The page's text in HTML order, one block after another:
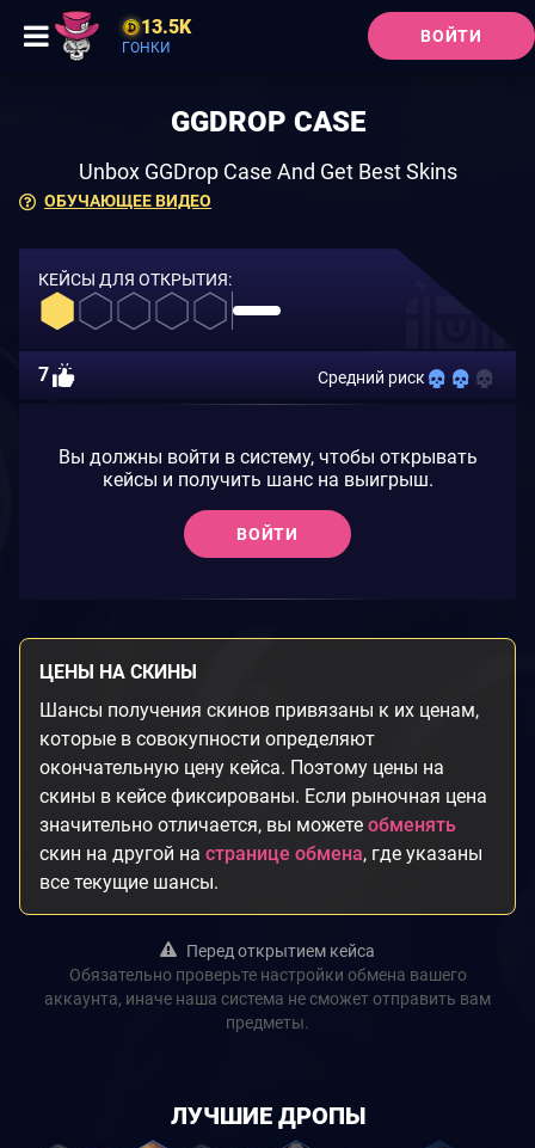
13.5K
ГОНКИ
ВОЙТИ
ОБУЧАЮЩЕЕ ВИДЕО
GGDROP CASE
Unbox GGDrop Case And Get Best Skins
КЕЙСЫ ДЛЯ ОТКРЫТИЯ:
7 Средний риск
Вы должны войти в систему, чтобы открывать
кейсы и получить шанс на выигрыш.
ВОЙТИ
ЦЕНЫ НА СКИНЫ
Шансы получения скинов привязаны к их ценам,
которые в совокупности определяют
окончательную цену кейса. Поэтому цены на
скины в кейсе фиксированы. Если рыночная цена
значительно отличается, вы можете обменять
скин на другой на странице обмена, где указаны
все текущие шансы.
Перед открытием кейса
Обязательно проверьте настройки обмена вашего
аккаунта, иначе наша система не сможет отправить вам
предметы.
ЛУЧШИЕ ДРОПЫ